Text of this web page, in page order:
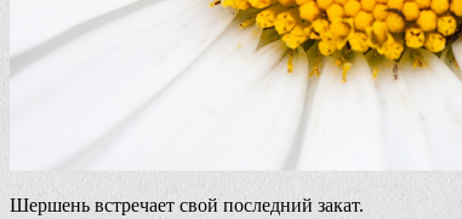
Шершень встречает свой последний закат.